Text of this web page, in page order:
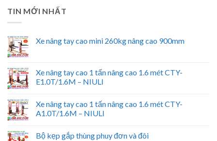
TIN MỚI NHẤT
Xe nâng tay cao mini 260kg nâng cao 900mm
Xe nâng tay cao 1 tấn nâng cao 1.6 mét CTY-
E1.0T/1.6M – NIULI
Xe nâng tay cao 1 tấn nâng cao 1.6 mét CTY-
A1.0T/1.6M – NIULI
Bộ kẹp gắp thùng phuy đơn và đôi